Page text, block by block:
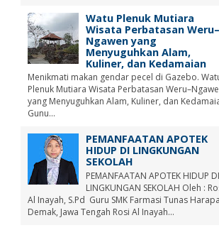
Watu Plenuk Mutiara
Wisata Perbatasan Weru–
Ngawen yang
Menyuguhkan Alam,
Kuliner, dan Kedamaian
Menikmati makan gendar pecel di Gazebo.
Plenuk Mutiara Wisata Perbatasan
yang Menyuguhkan Alam, Kuliner, dan
Gunu...
PEMANFAATAN APOTEK
HIDUP DI LINGKUNGAN
SEKOLAH
PEMANFAATAN APOTEK HIDUP DI
LINGKUNGAN SEKOLAH Oleh :
Al Inayah, S.Pd Guru SMK Farmasi Tunas
Demak, Jawa Tengah Rosi Al Inayah...